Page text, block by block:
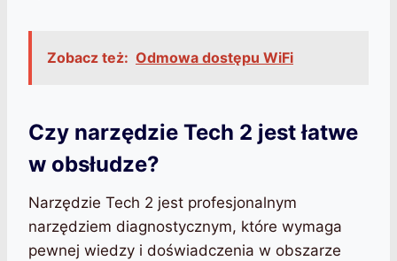
Zobacz też: Odmowa dostępu WiFi
Czy narzędzie Tech 2 jest łatwe
w obsłudze?
Narzędzie Tech 2 jest profesjonalnym
narzędziem diagnostycznym, które wymaga
pewnej wiedzy i doświadczenia w obszarze